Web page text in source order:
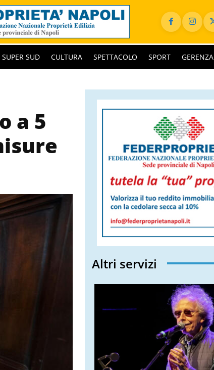
SUPER SUD CULTURA SPETTACOLO SPORT GERENZA
a 5
Altri servizi